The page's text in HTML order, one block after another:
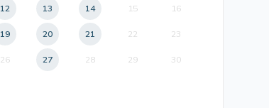
12 13 14 15 16
19 20 21 22 23
26 27 28 29 30